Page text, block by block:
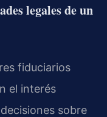
legales de un
fiduciarios
el interés
sobre